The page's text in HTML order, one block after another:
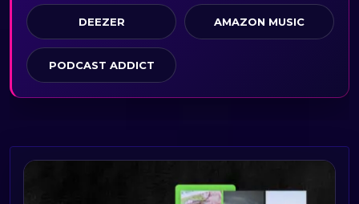
DEEZER AMAZON MUSIC
PODCAST ADDICT